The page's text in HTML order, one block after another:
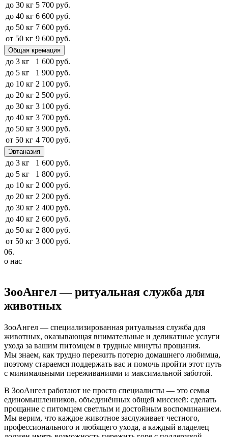
до 30 кг 5 700 руб.
до 40 кг 6 600 руб.
до 50 кг 7 600 руб.
от 50 кг 9 600 руб.
Общая кремация
до 3 кг
1 600 руб.
до 5 кг
1 900 руб.
до 10 кг 2 100 руб.
до 20 кг 2 500 руб.
до 30 кг 3 100 руб.
до 40 кг 3 700 руб.
до 50 кг 3 900 руб.
от 50 кг 4 700 руб.
Эвтаназия
до 3 кг
1 600 руб.
до 5 кг
1 800 руб.
до 10 кг 2 000 руб.
до 20 кг 2 200 руб.
до 30 кг 2 400 руб.
до 40 кг 2 600 руб.
до 50 кг 2 800 руб.
от 50 кг 3 000 руб.
06.
о нас
ЗооАнгел— ритуальная служба для
животных
ЗооАнгел — специализированная ритуальная служба для
животных, оказывающая внимательные и деликатные услуги
ухода за вашим питомцем в трудные минуты прощания.
Мы знаем, как трудно пережить потерю домашнего любимца,
поэтому стараемся поддержать вас и помочь пройти этот путь
с минимальными переживаниями и максимальной заботой.
В ЗооАнгел работают не просто специалисты — это семья
единомышленников, объединённых общей миссией: сделать
прощание с питомцем светлым и достойным воспоминанием.
Мы верим, что каждое животное заслуживает честного,
профессионального и любящего ухода, а каждый владелец